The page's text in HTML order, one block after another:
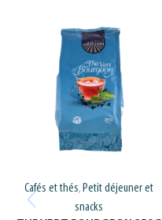
Cafés et thés, Petit déjeuner et
snacks